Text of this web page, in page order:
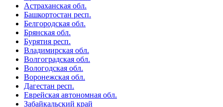
Астраханская обл.
Башкортостан респ.
Белгородская обл.
Брянская обл.
Бурятия респ.
Владимирская обл.
Волгоградская обл.
Вологодская обл.
Воронежская обл.
Дагестан респ.
Еврейская автономная обл.
Забайкальский край